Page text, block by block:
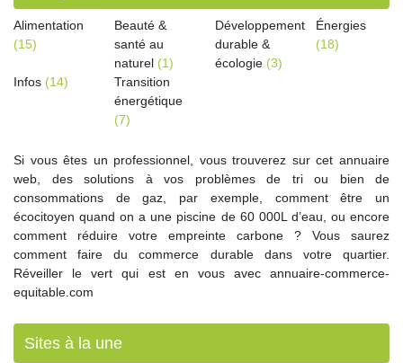
Alimentation
(15)
Beauté &
santé au
naturel (1)
Développement
durable &
écologie (3)
Énergies
(18)
Infos (14)
Transition
énergétique
(7)
Si vous êtes un professionnel, vous trouverez sur cet annuaire
web, des solutions à vos problèmes de tri ou bien de
consommations de gaz, par exemple, comment être un
écocitoyen quand on a une piscine de 60 000L d’eau, ou encore
comment réduire votre empreinte carbone ? Vous saurez
comment faire du commerce durable dans votre quartier.
Réveiller le vert qui est en vous avec annuaire-commerce-
equitable.com
Sites à la une